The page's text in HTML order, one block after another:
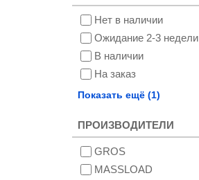
Нет в наличии
Ожидание 2-3 недели
В наличии
На заказ
Снят с производства
Показать ещё (1)
ПРОИЗВОДИТЕЛИ
GROS
MASSLOAD